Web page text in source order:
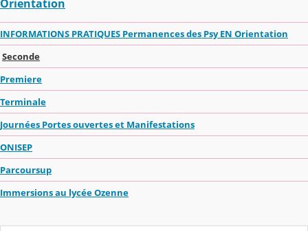
Orientation
INFORMATIONS PRATIQUES Permanences des Psy EN Orientation
Seconde
Premiere
Terminale
Journées Portes ouvertes et Manifestations
ONISEP
Parcoursup
Immersions au lycée Ozenne